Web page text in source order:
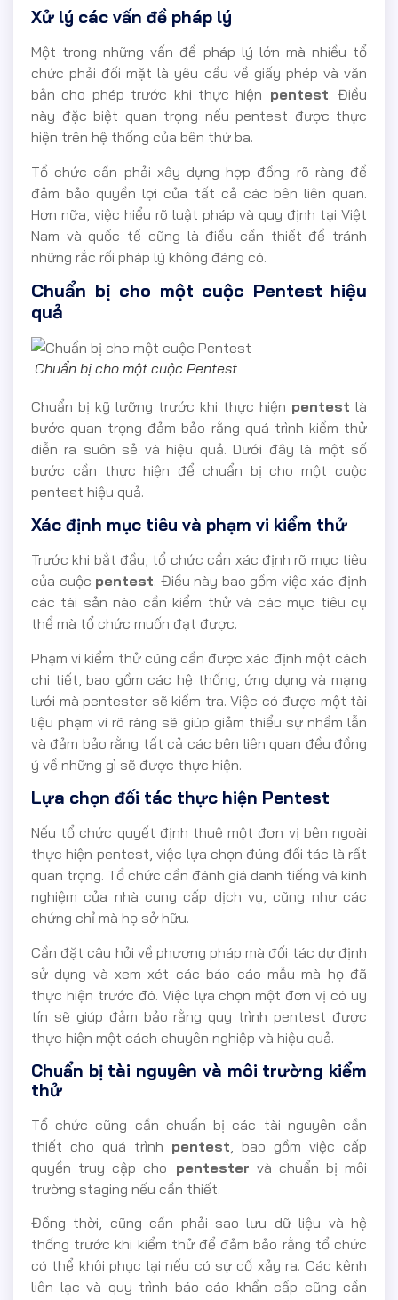
Xử lý các vấn đề pháp lý
Một trong những vấn đề pháp lý lớn mà nhiều tổ
chức phải đối mặt là yêu cầu về giấy phép và văn
bản cho phép trước khi thực hiện pentest. Điều
này đặc biệt quan trọng nếu pentest được thực
hiện trên hệ thống của bên thứ ba.
Tổ chức cần phải xây dựng hợp đồng rõ ràng để
đảm bảo quyền lợi của tất cả các bên liên quan.
Hơn nữa, việc hiểu rõ luật pháp và quy định tại Việt
Nam và quốc tế cũng là điều cần thiết để tránh
những rắc rối pháp lý không đáng có.
Chuẩn bị cho một cuộc Pentest hiệu
quả
Chuẩn bị cho một cuộc Pentest
Chuẩn bị kỹ lưỡng trước khi thực hiện pentest là
bước quan trọng đảm bảo rằng quá trình kiểm thử
diễn ra suôn sẻ và hiệu quả. Dưới đây là một số
bước cần thực hiện để chuẩn bị cho một cuộc
pentest hiệu quả.
Xác định mục tiêu và phạm vi kiểm thử
Trước khi bắt đầu, tổ chức cần xác định rõ mục tiêu
của cuộc pentest. Điều này bao gồm việc xác định
các tài sản nào cần kiểm thử và các mục tiêu cụ
thể mà tổ chức muốn đạt được.
Phạm vi kiểm thử cũng cần được xác định một cách
chi tiết, bao gồm các hệ thống, ứng dụng và mạng
lưới mà pentester sẽ kiểm tra. Việc có được một tài
liệu phạm vi rõ ràng sẽ giúp giảm thiểu sự nhầm lẫn
và đảm bảo rằng tất cả các bên liên quan đều đồng
ý về những gì sẽ được thực hiện.
Lựa chọn đối tác thực hiện Pentest
Nếu tổ chức quyết định thuê một đơn vị bên ngoài
thực hiện pentest, việc lựa chọn đúng đối tác là rất
quan trọng. Tổ chức cần đánh giá danh tiếng và kinh
nghiệm của nhà cung cấp dịch vụ, cũng như các
chứng chỉ mà họ sở hữu.
Cần đặt câu hỏi về phương pháp mà đối tác dự định
sử dụng và xem xét các báo cáo mẫu mà họ đã
thực hiện trước đó. Việc lựa chọn một đơn vị có uy
tín sẽ giúp đảm bảo rằng quy trình pentest được
thực hiện một cách chuyên nghiệp và hiệu quả.
Chuẩn bị tài nguyên và môi trường kiểm
thử
Tổ chức cũng cần chuẩn bị các tài nguyên cần
thiết cho quá trình pentest, bao gồm việc cấp
quyền truy cập cho pentester và chuẩn bị môi
trường staging nếu cần thiết.
Đồng thời, cũng cần phải sao lưu dữ liệu và hệ
thống trước khi kiểm thử để đảm bảo rằng tổ chức
có thể khôi phục lại nếu có sự cố xảy ra. Các kênh
liên lạc và quy trình báo cáo khẩn cấp cũng cần